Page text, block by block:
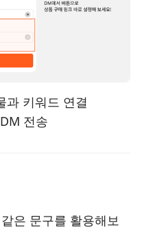
과 키워드 연결
전송
은 문구를 활용해보